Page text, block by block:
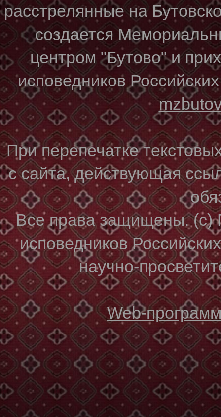
расстрелянные на
создается
центром "Бутово" и
исповедников
При перепечатке
с сайта, действующая
Все права защищены. (с)
исповедников
научно-
Web-